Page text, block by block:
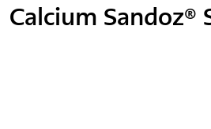
Calcium Sandoz®